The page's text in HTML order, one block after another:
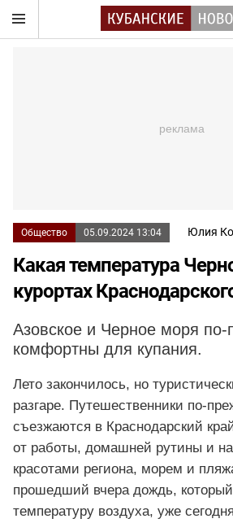
Общество 05.09.2024 13:04 Юлия
Какая температура
курортах
Азовское и Черное моря
комфортны для купания.
Лето закончилось, но
разгаре. Путешественники по-
съезжаются в Краснодарский
от работы, домашней рутины и
красотами региона, морем и
прошедший вчера дождь,
температуру воздуха, уже